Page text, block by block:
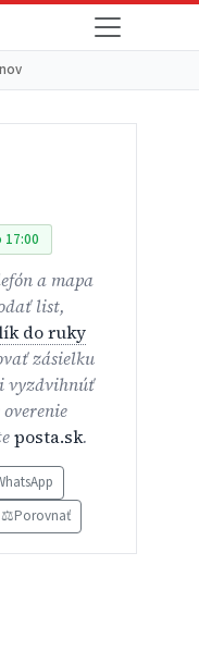
17:00
a mapa
list,
do ruky
zásielku
vyzdvihnúť
posta.sk.
⚖️Porovnať